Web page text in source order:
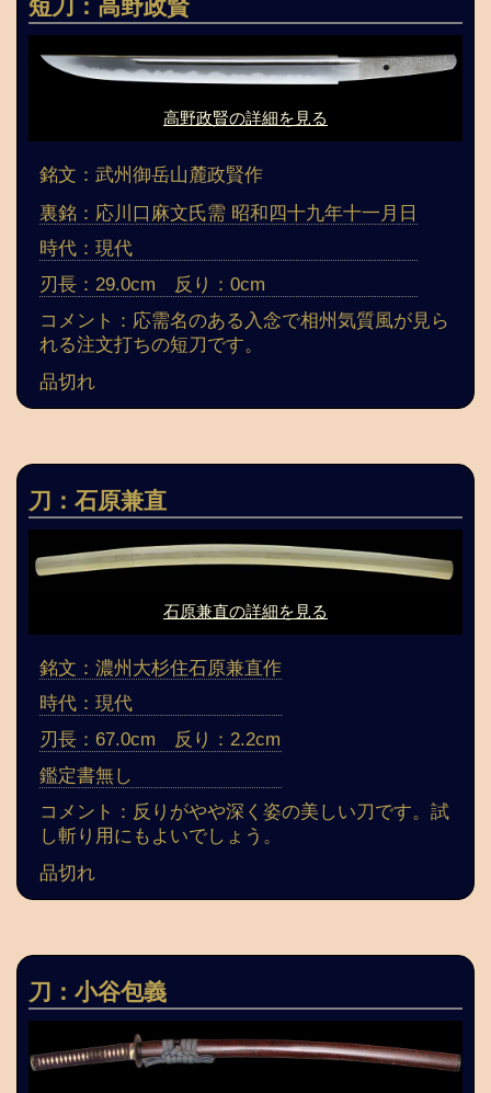
短刀：高野政賢
高野政賢の詳細を見る
銘文：武州御岳山麓政賢作
裏銘：応川口麻文氏需 昭和四十九年十一月日
時代：現代
刃長：29.0cm 反り：0cm
コメント：応需名のある入念で相州気質風が見ら
れる注文打ちの短刀です。
品切れ
刀：石原兼直
石原兼直の詳細を見る
銘文：濃州大杉住石原兼直作
時代：現代
刃長：67.0cm 反り：2.2cm
鑑定書無し
コメント：反りがやや深く姿の美しい刀です。試
し斬り用にもよいでしょう。
品切れ
刀：小谷包義